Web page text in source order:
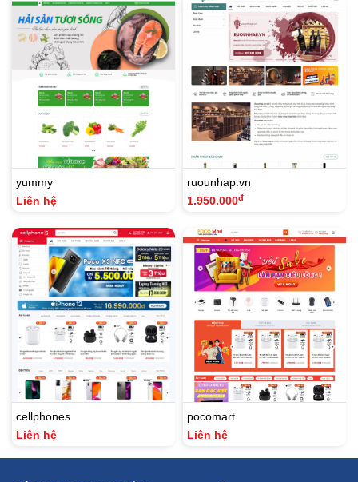
yummy
Liên hệ
ruounhap.vn
1.950.000đ
cellphones
Liên hệ
pocomart
Liên hệ